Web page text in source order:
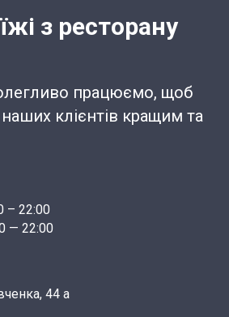
з ресторану
працюємо, щоб
клієнтів кращим та
– 22:00
— 22:00
44 а